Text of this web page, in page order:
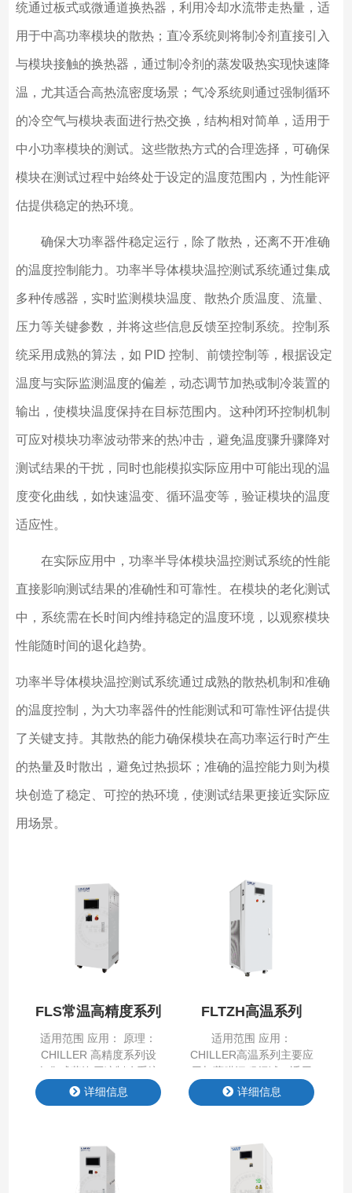
统通过板式或微通道换热器，利用冷却水流带走热量，适
用于中高功率模块的散热；直冷系统则将制冷剂直接引入
与模块接触的换热器，通过制冷剂的蒸发吸热实现快速降
温，尤其适合高热流密度场景；气冷系统则通过强制循环
的冷空气与模块表面进行热交换，结构相对简单，适用于
中小功率模块的测试。这些散热方式的合理选择，可确保
模块在测试过程中始终处于设定的温度范围内，为性能评
估提供稳定的热环境。
确保大功率器件稳定运行，除了散热，还离不开准确
的温度控制能力。功率半导体模块温控测试系统通过集成
多种传感器，实时监测模块温度、散热介质温度、流量、
压力等关键参数，并将这些信息反馈至控制系统。控制系
统采用成熟的算法，如 PID 控制、前馈控制等，根据设定
温度与实际监测温度的偏差，动态调节加热或制冷装置的
输出，使模块温度保持在目标范围内。这种闭环控制机制
可应对模块功率波动带来的热冲击，避免温度骤升骤降对
测试结果的干扰，同时也能模拟实际应用中可能出现的温
度变化曲线，如快速温变、循环温变等，验证模块的温度
适应性。
在实际应用中，功率半导体模块温控测试系统的性能
直接影响测试结果的准确性和可靠性。在模块的老化测试
中，系统需在长时间内维持稳定的温度环境，以观察模块
性能随时间的退化趋势。
功率半导体模块温控测试系统通过成熟的散热机制和准确
的温度控制，为大功率器件的性能测试和可靠性评估提供
了关键支持。其散热的能力确保模块在高功率运行时产生
的热量及时散出，避免过热损坏；准确的温控能力则为模
块创造了稳定、可控的热环境，使测试结果更接近实际应
用场景。
FLS常温高精度系列
适用范围 应用： 原理：
CHILLER 高精度系列设
备集成蒸汽压缩制冷系统
与循环介质系统，进行制
冷加热，可实现高精度控
控温。 核心技术与优势：
1.高精度控温： 采用PID
算法或PLC控制，实现温
详细信息
FLTZH高温系列
适用范围 应用：
CHILLER高温系列主要应
用与薄膜沉积领域，适用
于CVD、PECVD、
MOCVD等需要带走高温
心技术与优势： 1、高温
范围宽：出口温度最高可
达300℃。 2、控温精
详细信息